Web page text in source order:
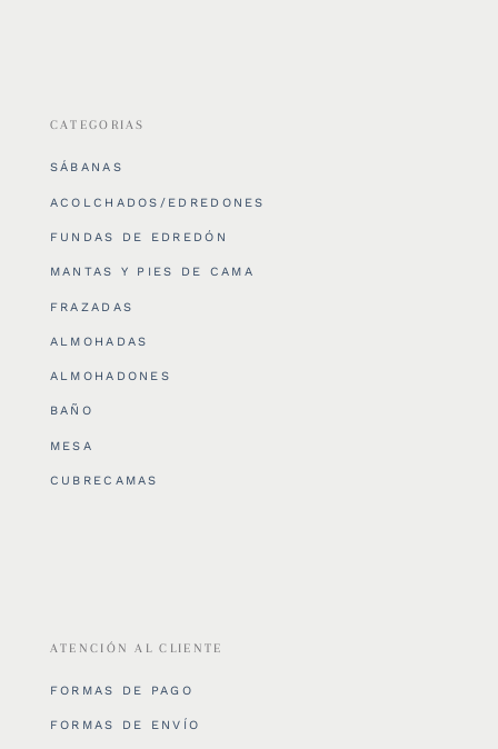
CATEGORIAS
SÁBANAS
ACOLCHADOS/EDREDONES
FUNDAS DE EDREDÓN
MANTAS Y PIES DE CAMA
FRAZADAS
ALMOHADAS
ALMOHADONES
BAÑO
MESA
CUBRECAMAS
ATENCIÓN AL CLIENTE
FORMAS DE PAGO
FORMAS DE ENVÍO